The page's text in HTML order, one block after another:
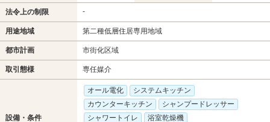
法令上の制限 -
用途地域 第二種低層住居専用地域
都市計画 市街化区域
取引態様 専任媒介
設備・条件
オール電化
システムキッチン
カウンターキッチン
シャンプードレッサー
シャワートイレ
浴室乾燥機